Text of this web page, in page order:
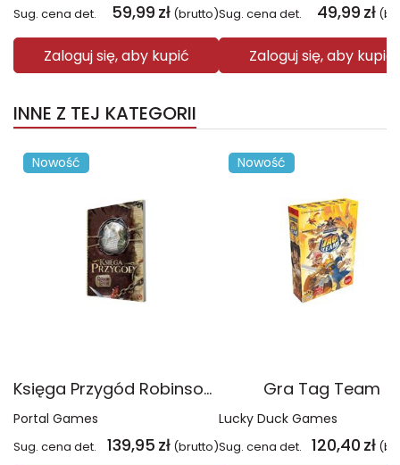
Sug. cena det. 59,99 zł (brutto)
Zaloguj się, aby kupić
Sug. cena det. 49,99 zł
Zaloguj się, aby kupić
INNE Z TEJ KATEGORII
Nowość
Księga Przygód Robinson Crusoe
Portal Games
Sug. cena det. 139,95 zł (brutto)
Nowość
Gra Tag Team
Lucky Duck Games
Sug. cena det. 120,40 zł